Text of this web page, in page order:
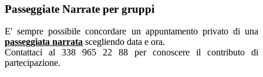
Passeggiate Narrate per gruppi
E' sempre possibile concordare un appuntamento privato di una
passeggiata narrata scegliendo data e ora.
Contattaci al 338 965 22 88 per conoscere il contributo di
partecipazione.